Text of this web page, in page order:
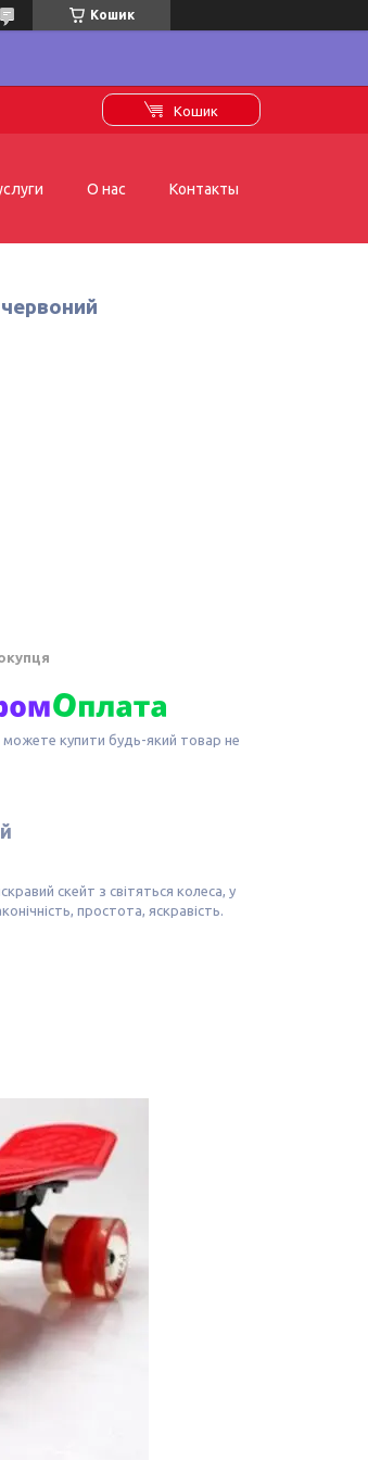
Кошик
Кошик
О нас Контакты
можете купити будь-який товар не
скейт з світяться колеса, у
простота, яскравість.